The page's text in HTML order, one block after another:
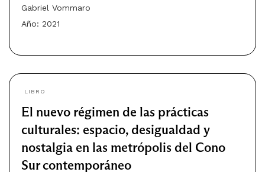
Gabriel Vommaro
Año: 2021
LIBRO
El nuevo régimen de las prácticas
culturales: espacio, desigualdad y
nostalgia en las metrópolis del Cono
Sur contemporáneo